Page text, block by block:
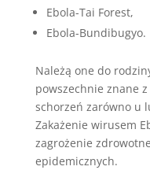
Ebola-Tai Forest,
Ebola-Bundibugyo.
Należą one do
powszechnie znane
schorzeń zarówno u
Zakażenie wirusem
zagrożenie
epidemicznych.